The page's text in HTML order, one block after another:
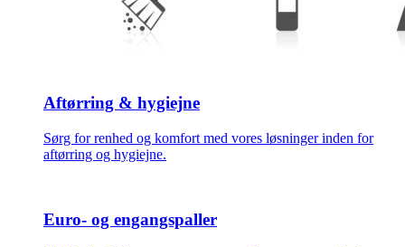
Aftørring & hygiejne
Sørg for renhed og komfort med vores løsninger inden for
aftørring og hygiejne.
Euro- og engangspaller